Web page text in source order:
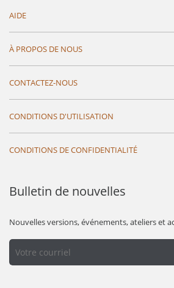
AIDE
À PROPOS DE NOUS
CONTACTEZ-NOUS
CONDITIONS D'UTILISATION
CONDITIONS DE CONFIDENTIALITÉ
Bulletin de nouvelles
Nouvelles versions, événements, ateliers et